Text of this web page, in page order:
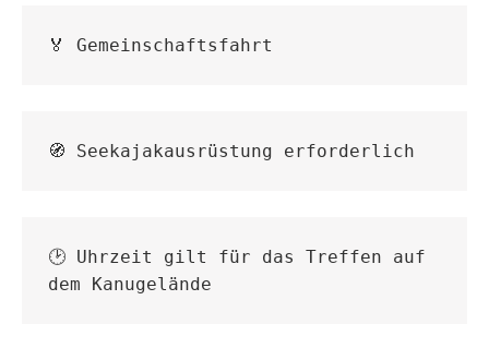
🏅 Gemeinschaftsfahrt
🧭 Seekajakausrüstung erforderlich
🕑 Uhrzeit gilt für das Treffen auf
dem Kanugelände